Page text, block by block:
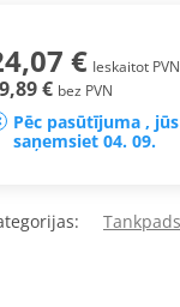
€ Ieskaitot PVN
€ bez PVN
Pēc pasūtījuma , jūs
saņemsiet 04. 09.